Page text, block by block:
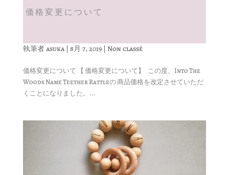
価格変更について
執筆者asuka| 8月 7, 2019| Non classé
価格変更について 【 価格変更について】 この度、Into The
Woods Name Teether Rattleの 商品価格を改定させていただ
くことになりました。...